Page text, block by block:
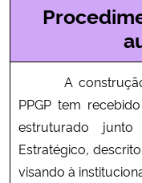
Ministério do Meio Ambiente
Ministério do Turismo
Ministério do Desenvolvimento
A construção
PPGP tem
estruturado
Estratégico,
visando à